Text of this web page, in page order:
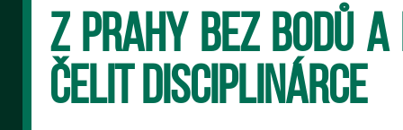
Z Prahy bez bodů
čelit disciplinárce